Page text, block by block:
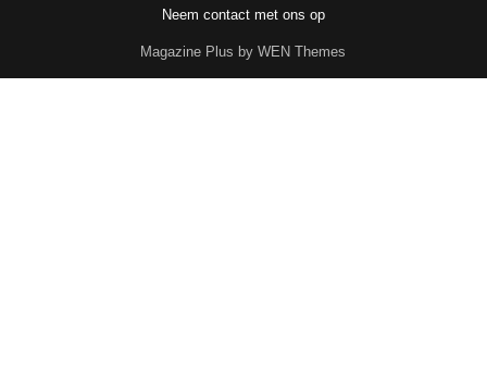
Neem contact met ons op
Magazine Plus by WEN Themes